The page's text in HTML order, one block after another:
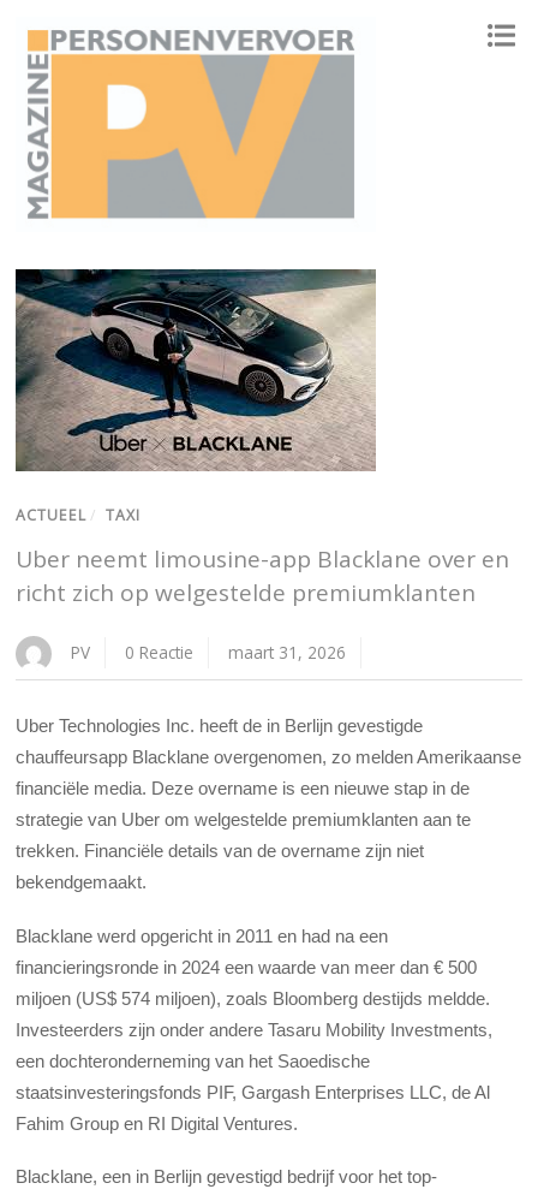
ACTUEEL / TAXI
Uber neemt limousine-app Blacklane over en
richt zich op welgestelde premiumklanten
PV 0 Reactie maart 31, 2026
Uber Technologies Inc. heeft de in Berlijn gevestigde
chauffeursapp Blacklane overgenomen, zo melden Amerikaanse
financiële media. Deze overname is een nieuwe stap in de
strategie van Uber om welgestelde premiumklanten aan te
trekken. Financiële details van de overname zijn niet
bekendgemaakt.
Blacklane werd opgericht in 2011 en had na een
financieringsronde in 2024 een waarde van meer dan € 500
miljoen (US$ 574 miljoen), zoals Bloomberg destijds meldde.
Investeerders zijn onder andere Tasaru Mobility Investments,
een dochteronderneming van het Saoedische
staatsinvesteringsfonds PIF, Gargash Enterprises LLC, de Al
Fahim Group en RI Digital Ventures.
Blacklane, een in Berlijn gevestigd bedrijf voor het top-